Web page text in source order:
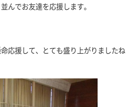
んでお友達を応援します。
応援して、とても盛り上がりましたね